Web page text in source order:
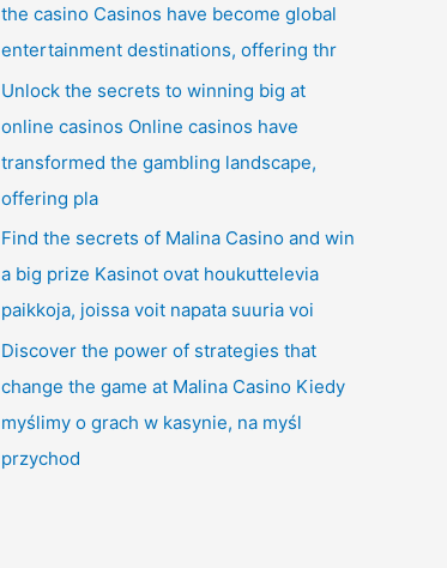
the casino Casinos have become global
entertainment destinations, offering thr
Unlock the secrets to winning big at
online casinos Online casinos have
transformed the gambling landscape,
offering pla
Find the secrets of Malina Casino and win
a big prize Kasinot ovat houkuttelevia
paikkoja, joissa voit napata suuria voi
Discover the power of strategies that
change the game at Malina Casino Kiedy
myślimy o grach w kasynie, na myśl
przychod